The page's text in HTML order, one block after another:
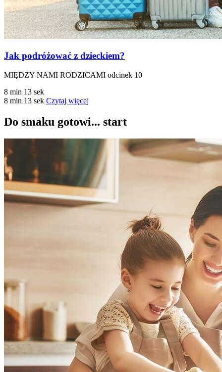
Jak podróżować z dzieckiem?
MIĘDZY NAMI RODZICAMI odcinek 10
8 min 13 sek
8 min 13 sek Czytaj więcej
Do smaku gotowi... start